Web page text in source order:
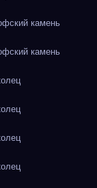
камень
камень